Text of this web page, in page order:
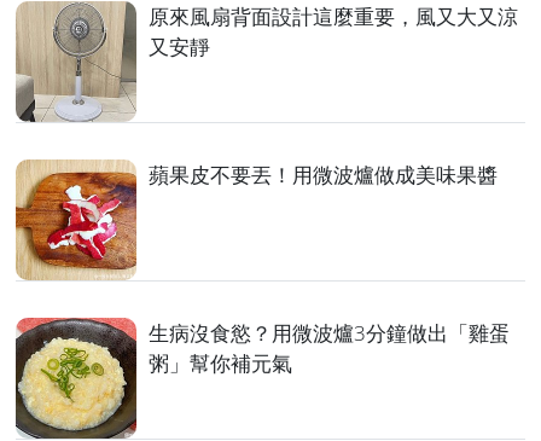
原來風扇背面設計這麼重要，風又大又涼
又安靜
蘋果皮不要丟！用微波爐做成美味果醬
生病沒食慾？用微波爐3分鐘做出「雞蛋
粥」幫你補元氣